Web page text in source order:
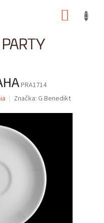
PRA1714
Značka: G.Benedikt